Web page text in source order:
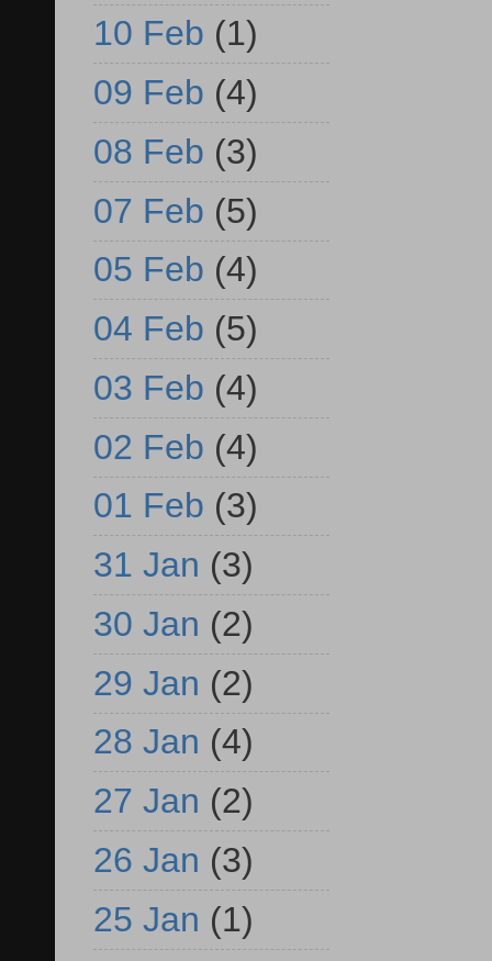
10 Feb (1)
09 Feb (4)
08 Feb (3)
07 Feb (5)
05 Feb (4)
04 Feb (5)
03 Feb (4)
02 Feb (4)
01 Feb (3)
31 Jan (3)
30 Jan (2)
29 Jan (2)
28 Jan (4)
27 Jan (2)
26 Jan (3)
25 Jan (1)